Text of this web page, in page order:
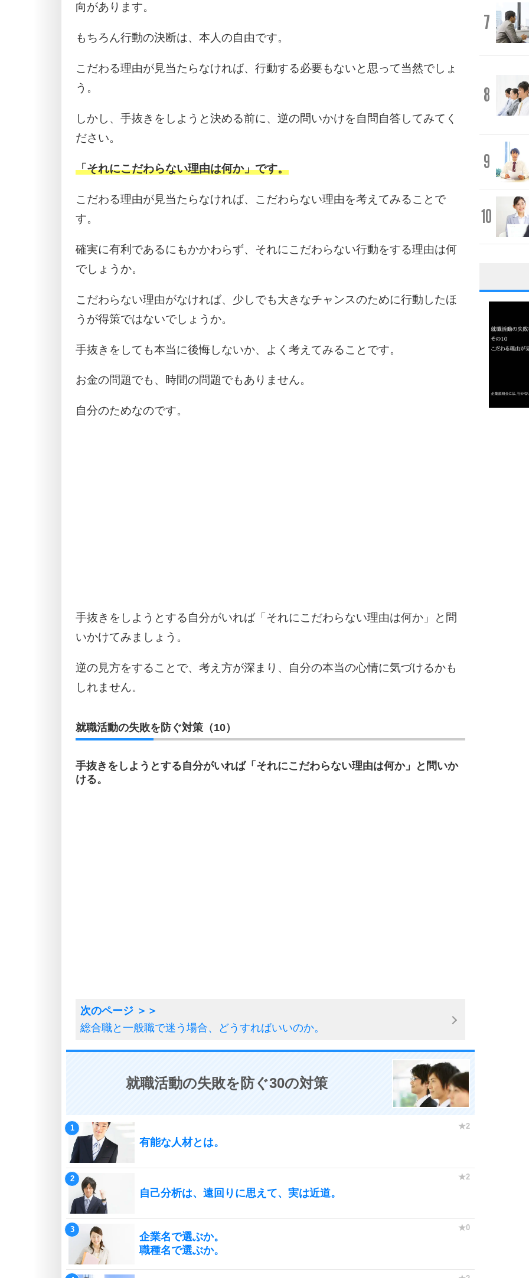
向があります。
もちろん行動の決断は、本人の自由です。
こだわる理由が見当たらなければ、行動する必要もないと思って当然でしょ
う。
しかし、手抜きをしようと決める前に、逆の問いかけを自問自答してみてく
ださい。
「それにこだわらない理由は何か」です。
こだわる理由が見当たらなければ、こだわらない理由を考えてみることで
す。
確実に有利であるにもかかわらず、それにこだわらない行動をする理由は何
でしょうか。
こだわらない理由がなければ、少しでも大きなチャンスのために行動したほ
うが得策ではないでしょうか。
手抜きをしても本当に後悔しないか、よく考えてみることです。
お金の問題でも、時間の問題でもありません。
自分のためなのです。
手抜きをしようとする自分がいれば「それにこだわらない理由は何か」と問
いかけてみましょう。
逆の見方をすることで、考え方が深まり、自分の本当の心情に気づけるかも
しれません。
就職活動の失敗を防ぐ対策（10）
手抜きをしようとする自分がいれば「それにこだわらない理由は何か」と問いか
ける。
総合職と一般職で迷う場合、どうすればいいのか。
就職活動の失敗を防ぐ30の対策
有能な人材とは。
自己分析は、遠回りに思えて、実は近道。
企業名で選ぶか。
職種名で選ぶか。
7
8
9
10
1
3